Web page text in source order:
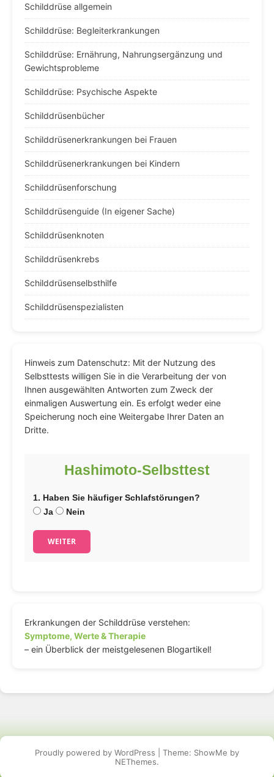
Schilddrüse allgemein
Schilddrüse: Begleiterkrankungen
Schilddrüse: Ernährung, Nahrungsergänzung und
Gewichtsprobleme
Schilddrüse: Psychische Aspekte
Schilddrüsenbücher
Schilddrüsenerkrankungen bei Frauen
Schilddrüsenerkrankungen bei Kindern
Schilddrüsenforschung
Schilddrüsenguide (In eigener Sache)
Schilddrüsenknoten
Schilddrüsenkrebs
Schilddrüsenselbsthilfe
Schilddrüsenspezialisten
Hinweis zum Datenschutz: Mit der Nutzung des
Selbsttests willigen Sie in die Verarbeitung der von
Ihnen ausgewählten Antworten zum Zweck der
einmaligen Auswertung ein. Es erfolgt weder eine
Speicherung noch eine Weitergabe Ihrer Daten an
Dritte.
Hashimoto-Selbsttest
1. Haben Sie häufiger Schlafstörungen?
Ja
Nein
WEITER
Erkrankungen der Schilddrüse verstehen:
Symptome, Werte & Therapie
– ein Überblick der meistgelesenen Blogartikel!
Proudly powered by WordPress
Theme: ShowMe by
NEThemes.